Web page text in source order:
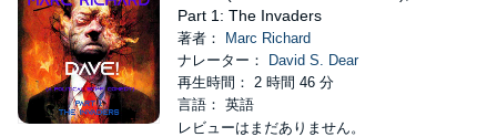
Part 1: The Invaders
著者：
Marc Richard
ナレーター：
David S. Dear
再生時間： 2 時間 46 分
言語： 英語
レビューはまだありません。